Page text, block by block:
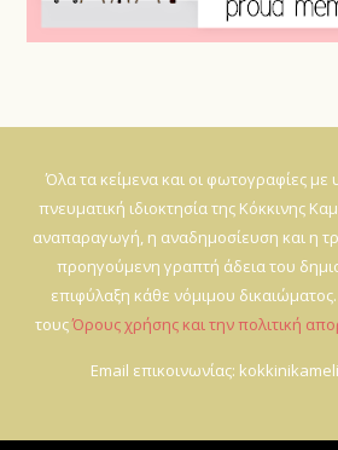
Όλα τα κείμενα και οι φωτογραφίες
πνευματική ιδιοκτησία της Κόκκινης
αναπαραγωγή, η αναδημοσίευση και η
προηγούμενη γραπτή άδεια του
επιφύλαξη κάθε νόμιμου
τουςΌρους χρήσης και την πολιτική
Email επικοινωνίας: